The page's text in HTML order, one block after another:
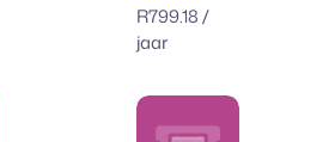
R799.18 /
jaar